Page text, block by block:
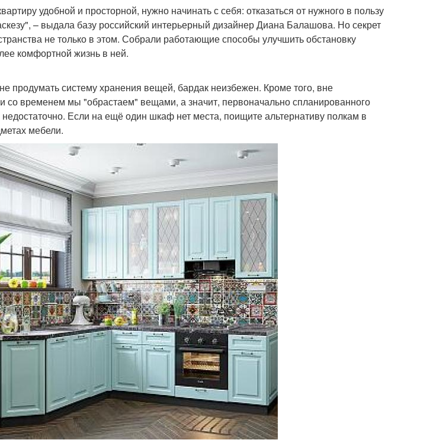
удобной и просторной, нужно начинать с себя: отказаться от нужного в пользу
– выдала базу российский интерьерный дизайнер Диана Балашова. Но секрет
не только в этом. Собрали работающие способы улучшить обстановку
комфортной жизнь в ней.
продумать систему хранения вещей, бардак неизбежен. Кроме того, вне
со временем мы "обрастаем" вещами, а значит, первоначально спланированного
Если на ещё один шкаф нет места, поищите альтернативу полкам в
мебели.